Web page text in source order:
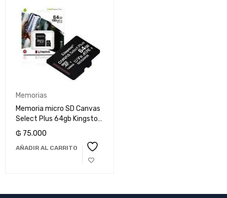
Memorias
Memoria micro SD Canvas
Select Plus 64gb Kingston
V10
₲ 75.000
AÑADIR AL CARRITO